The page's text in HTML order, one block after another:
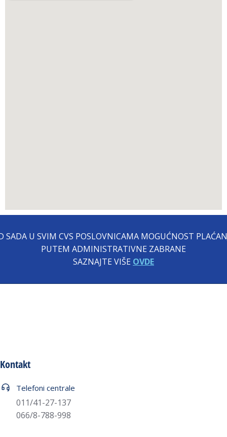
SADA U SVIM CVS POSLOVNICAMA MOGUĆNOST
PUTEM ADMINISTRATIVNE ZABRANE
SAZNAJTE VIŠE OVDE
Kontakt
Telefoni centrale
011/41-27-137
066/8-788-998